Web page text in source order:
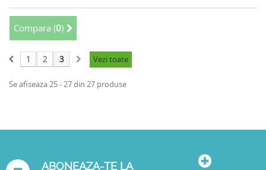
Compara (0)
Vezi toate
1 2 3
Se afiseaza 25 - 27 din 27 produse
ABONEAZA-TE LA